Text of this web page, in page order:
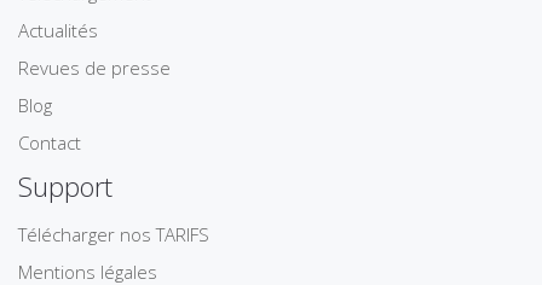
Actualités
Revues de presse
Blog
Contact
Support
Télécharger nos TARIFS
Mentions légales